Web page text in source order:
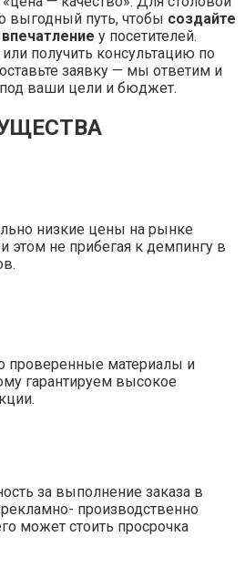
выгодный путь, чтобы создайте
у посетителей.
получить консультацию по
заявку — мы ответим и
ваши цели и бюджет.
низкие цены на рынке
этом не прибегая к демпингу в
проверенные материалы и
гарантируем высокое
за выполнение заказа в
производственно
может стоить просрочка